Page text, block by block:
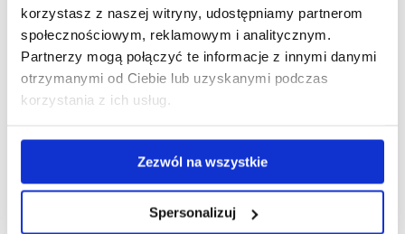
korzystasz z naszej witryny, udostępniamy partnerom
społecznościowym, reklamowym i analitycznym.
Partnerzy mogą połączyć te informacje z innymi danymi
otrzymanymi od Ciebie lub uzyskanymi podczas
korzystania z ich usług.
Zezwól na wszystkie
Spersonalizuj
A. Dvořák – Taniec słowiański g – moll nr 8
F. Schubert – IV Symfonia c- moll
M. de Falla – „El amor brujo”/ „Czarodziejska miłość”
G. Bizet – Suity z opery „Carmen” (fragmenty) – Les Toréadors,
Aragonaise, Intermezzo, Danse Boheme.
Koszt udziału (ulgowy): 30 zł